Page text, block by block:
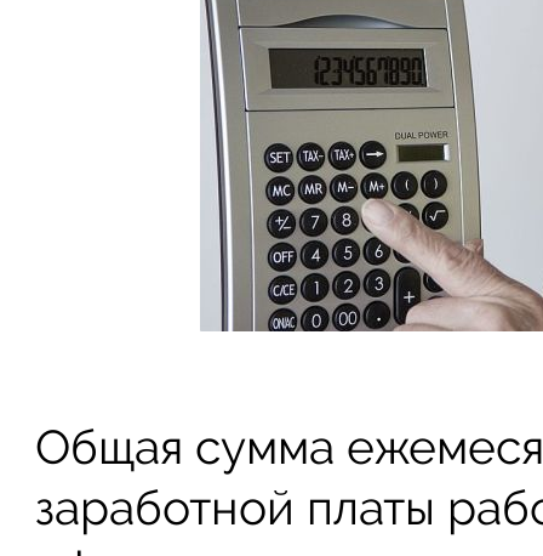
Общая сумма
заработной платы